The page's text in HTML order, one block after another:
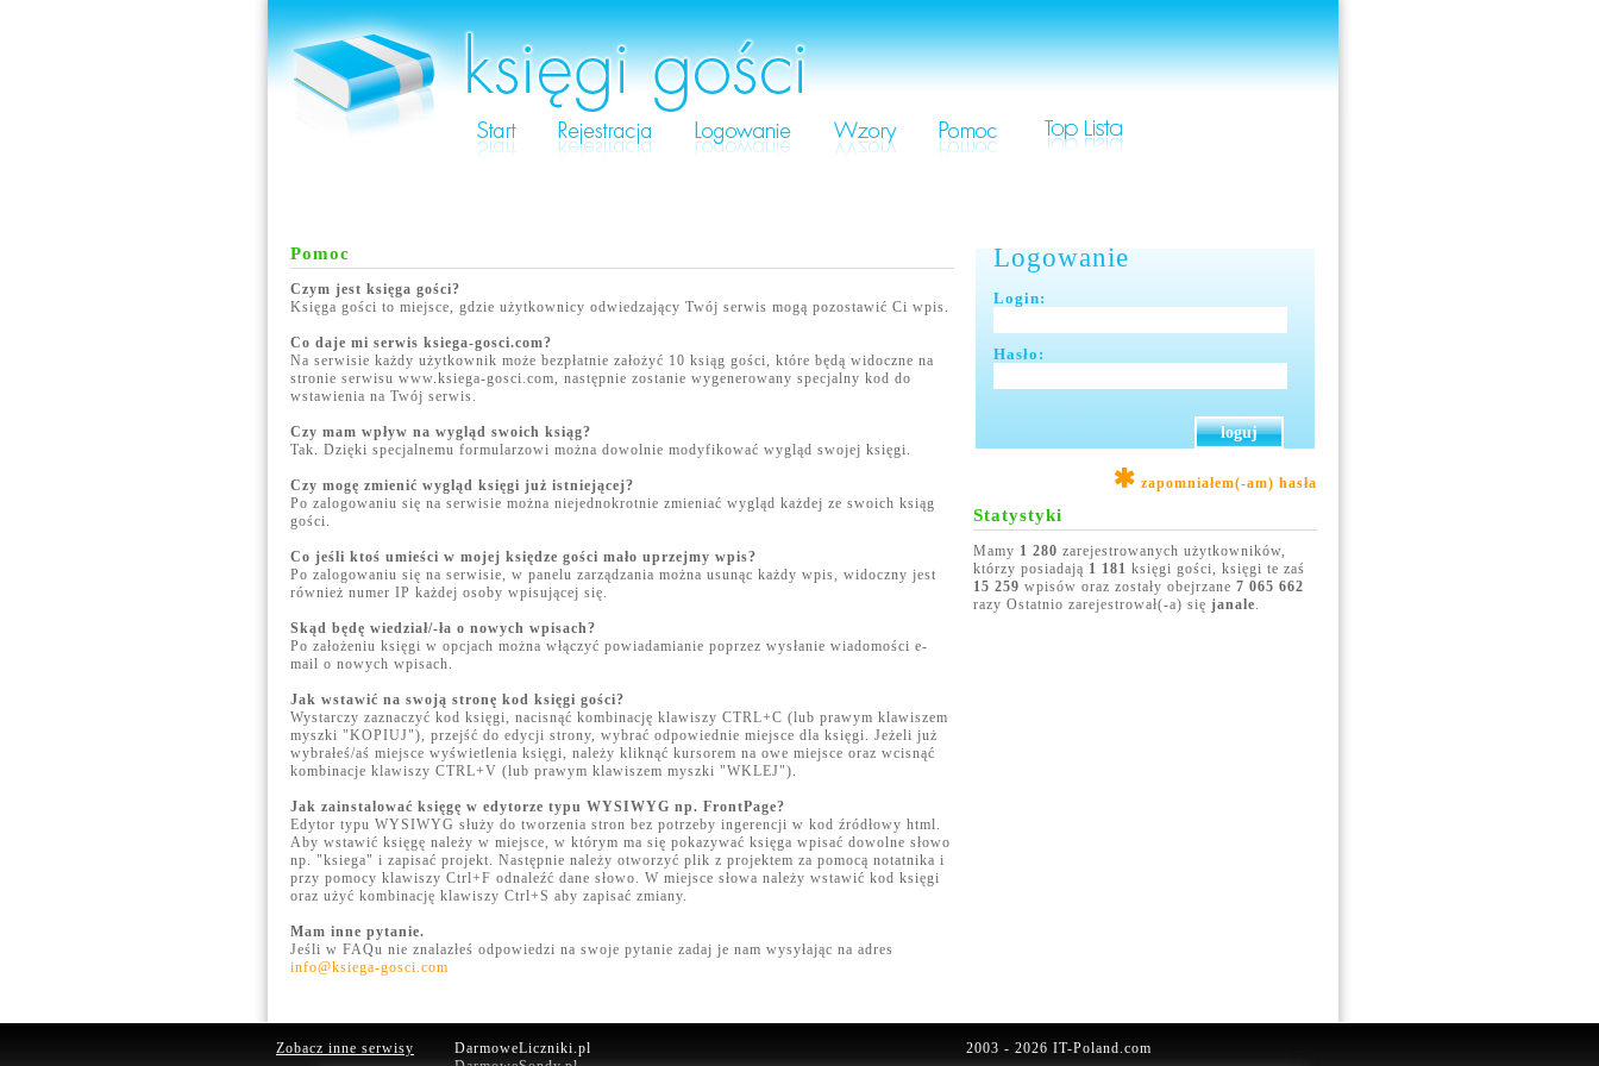
Pomoc
Czym jest księga gości?
Księga gości to miejsce, gdzie użytkownicy odwiedzający Twój serwis mogą pozostawić Ci wpis.
Co daje mi serwis ksiega-gosci.com?
Na serwisie każdy użytkownik może bezpłatnie założyć 10 ksiąg gości, które będą widoczne na
stronie serwisu www.ksiega-gosci.com, następnie zostanie wygenerowany specjalny kod do
wstawienia na Twój serwis.
Czy mam wpływ na wygląd swoich ksiąg?
Tak. Dzięki specjalnemu formularzowi można dowolnie modyfikować wygląd swojej księgi.
Czy mogę zmienić wygląd księgi już istniejącej?
Po zalogowaniu się na serwisie można niejednokrotnie zmieniać wygląd każdej ze swoich ksiąg
gości.
Co jeśli ktoś umieści w mojej księdze gości mało uprzejmy wpis?
Po zalogowaniu się na serwisie, w panelu zarządzania można usunąc każdy wpis, widoczny jest
również numer IP każdej osoby wpisującej się.
Skąd będę wiedział/-ła o nowych wpisach?
Po założeniu księgi w opcjach można włączyć powiadamianie poprzez wysłanie wiadomości e-
mail o nowych wpisach.
Jak wstawić na swoją stronę kod księgi gości?
Wystarczy zaznaczyć kod księgi, nacisnąć kombinację klawiszy CTRL+C (lub prawym klawiszem
myszki "KOPIUJ"), przejść do edycji strony, wybrać odpowiednie miejsce dla księgi. Jeżeli już
wybrałeś/aś miejsce wyświetlenia księgi, należy kliknąć kursorem na owe miejsce oraz wcisnąć
kombinacje klawiszy CTRL+V (lub prawym klawiszem myszki "WKLEJ").
Jak zainstalować księgę w edytorze typu WYSIWYG np. FrontPage?
Edytor typu WYSIWYG służy do tworzenia stron bez potrzeby ingerencji w kod źródłowy html.
Aby wstawić księgę należy w miejsce, w którym ma się pokazywać księga wpisać dowolne słowo
np. "ksiega" i zapisać projekt. Następnie należy otworzyć plik z projektem za pomocą notatnika i
przy pomocy klawiszy Ctrl+F odnaleźć dane słowo. W miejsce słowa należy wstawić kod księgi
oraz użyć kombinację klawiszy Ctrl+S aby zapisać zmiany.
Mam inne pytanie.
Jeśli w FAQu nie znalazłeś odpowiedzi na swoje pytanie zadaj je nam wysyłając na adres
info@ksiega-gosci.com
Logowanie
Login:
Hasło:
zapomniałem(-am) hasła
Statystyki
Mamy 1 280 zarejestrowanych użytkowników,
którzy posiadają 1 181 księgi gości, księgi te zaś
15 259 wpisów oraz zostały obejrzane 7 065 662
razy Ostatnio zarejestrował(-a) się janale.
Zobacz inne serwisy
DarmoweLiczniki.pl
2003 - 2026 IT-Poland.com